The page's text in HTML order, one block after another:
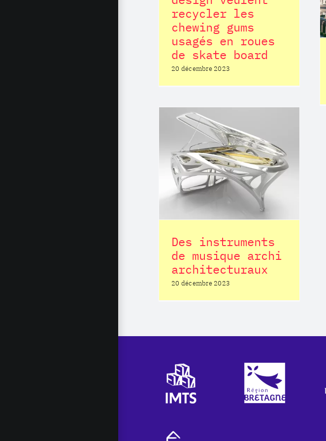
recycler les
chewing gums
usagés en roues
de skate board
20 décembre 2023
Des instruments
de musique archi
architecturaux
20 décembre 2023